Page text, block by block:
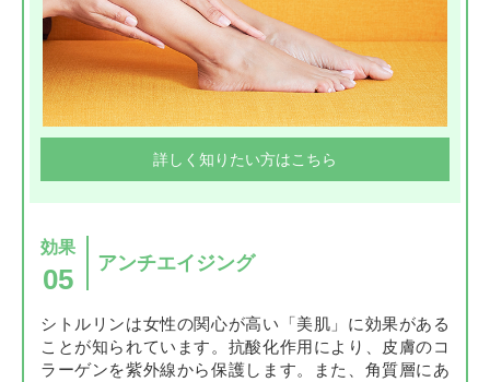
詳しく知りたい方はこちら
効果
05 アンチエイジング
シトルリンは女性の関心が高い「美肌」に効果がある
ことが知られています。抗酸化作用により、皮膚のコ
ラーゲンを紫外線から保護します。また、角質層にあ